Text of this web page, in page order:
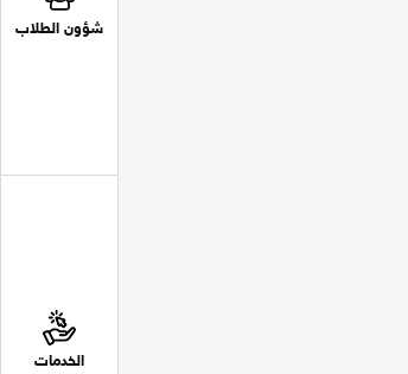
شؤون الطلاب
الخدمات